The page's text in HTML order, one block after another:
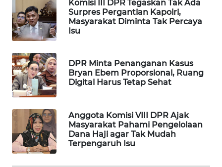
Komisi III DPR Tegaskan Tak Ada
Surpres Pergantian Kapolri,
Masyarakat Diminta Tak Percaya
Isu
DPR Minta Penanganan Kasus
Bryan Ebem Proporsional, Ruang
Digital Harus Tetap Sehat
Anggota Komisi VIII DPR Ajak
Masyarakat Pahami Pengelolaan
Dana Haji agar Tak Mudah
Terpengaruh Isu
MAWAKA
ID
MARTABAT
NET
PLN
WATCH
MKLI
LPKKI